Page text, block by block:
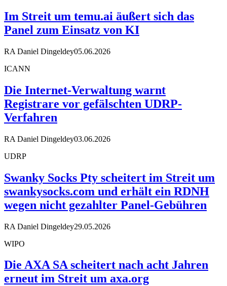
Im Streit um temu.ai äußert sich das
Panel zum Einsatz von KI
RA Daniel Dingeldey05.06.2026
ICANN
Die Internet-Verwaltung warnt
Registrare vor gefälschten UDRP-
Verfahren
RA Daniel Dingeldey03.06.2026
UDRP
Swanky Socks Pty scheitert im Streit um
swankysocks.com und erhält ein RDNH
wegen nicht gezahlter Panel-Gebühren
RA Daniel Dingeldey29.05.2026
WIPO
Die AXA SA scheitert nach acht Jahren
erneut im Streit um axa.org